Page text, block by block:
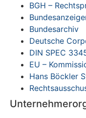
BGH –
Bundesarchiv
Deutsche
DIN SPEC
EU –
Hans Böckler